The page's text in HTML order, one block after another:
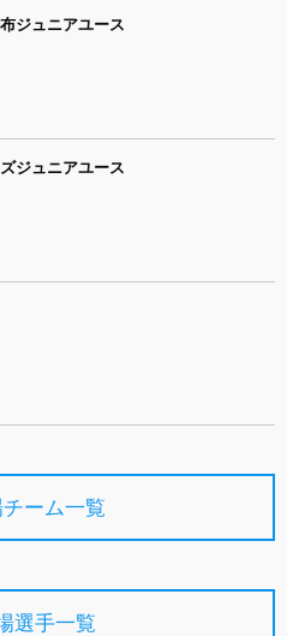
ジュニアユース
ジュニアユース
ーム一覧
選手一覧